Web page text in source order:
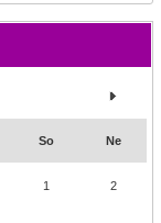
So Ne
1 2